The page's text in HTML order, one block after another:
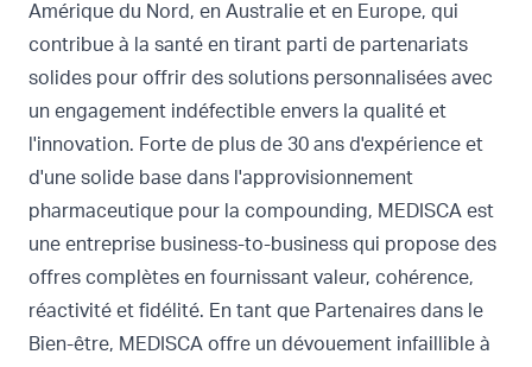
Amérique du Nord, en Australie et en Europe, qui
contribue à la santé en tirant parti de partenariats
solides pour offrir des solutions personnalisées avec
un engagement indéfectible envers la qualité et
l'innovation. Forte de plus de 30 ans d'expérience et
d'une solide base dans l'approvisionnement
pharmaceutique pour la compounding, MEDISCA est
une entreprise business-to-business qui propose des
offres complètes en fournissant valeur, cohérence,
réactivité et fidélité. En tant que Partenaires dans le
Bien-être, MEDISCA offre un dévouement infaillible à